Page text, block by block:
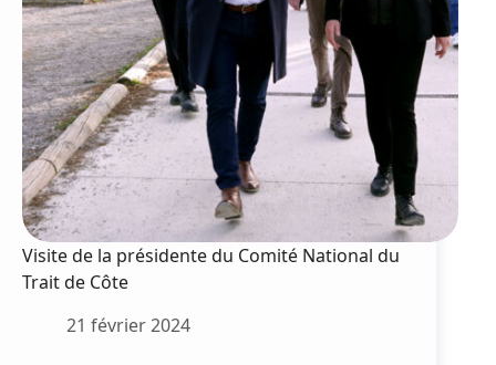
Visite de la présidente du Comité National du
Trait de Côte
21 février 2024